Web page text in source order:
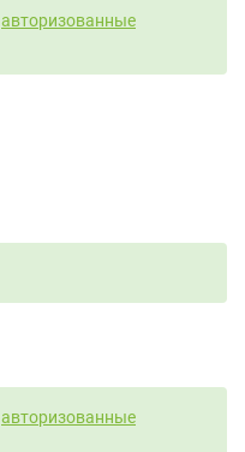
авторизованные
авторизованные